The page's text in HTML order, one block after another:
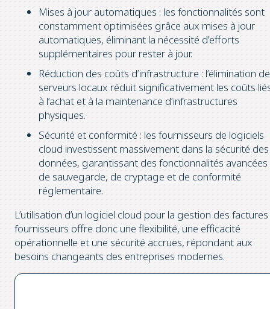
Mises à jour automatiques : les fonctionnalités sont
constamment optimisées grâce aux mises à jour
automatiques, éliminant la nécessité d’efforts
supplémentaires pour rester à jour.
Réduction des coûts d’infrastructure : l’élimination
serveurs locaux réduit significativement les coûts
à l’achat et à la maintenance d’infrastructures
physiques.
Sécurité et conformité : les fournisseurs de logiciels
cloud investissent massivement dans la sécurité des
données, garantissant des fonctionnalités avancées
de sauvegarde, de cryptage et de conformité
réglementaire.
L’utilisation d’un logiciel cloud pour la gestion des factures
fournisseurs offre donc une flexibilité, une efficacité
opérationnelle et une sécurité accrues, répondant aux
besoins changeants des entreprises modernes.